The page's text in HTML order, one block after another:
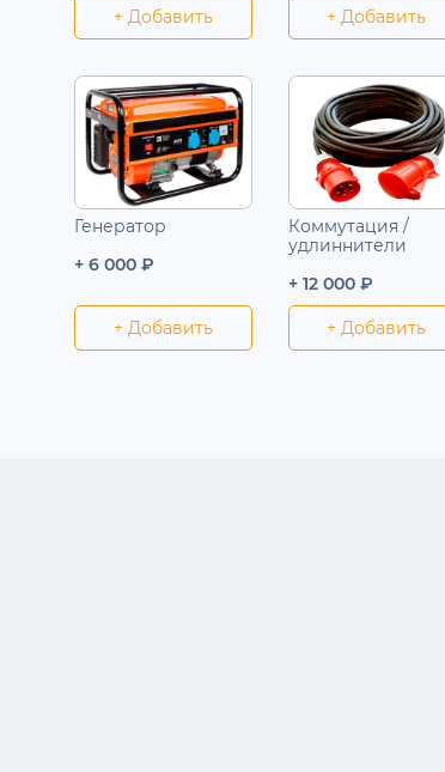
+ Добавить + Добавить
Генератор
+ 6 000 ₽
+ Добавить
Коммутация /
удлиннители
+ 12 000 ₽
+ Добавить